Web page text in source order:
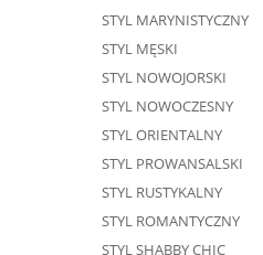
STYL MARYNISTYCZNY
STYL MĘSKI
STYL NOWOJORSKI
STYL NOWOCZESNY
STYL ORIENTALNY
STYL PROWANSALSKI
STYL RUSTYKALNY
STYL ROMANTYCZNY
STYL SHABBY CHIC